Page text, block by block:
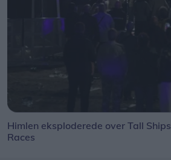
Himlen eksploderede over Tall Ships
Races